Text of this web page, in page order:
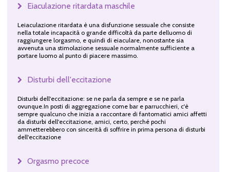
Eiaculazione ritardata maschile
Leiaculazione ritardata è una disfunzione sessuale che consiste
nella totale incapacità o grande difficoltà da parte delluomo di
raggiungere lorgasmo, e quindi di eiaculare, nonostante sia
avvenuta una stimolazione sessuale normalmente sufficiente a
portare luomo al punto di piacere massimo.
Disturbi dell'eccitazione
Disturbi dell'eccitazione: se ne parla da sempre e se ne parla
ovunque.In posti di aggregazione come bar e parrucchieri, c'è
sempre qualcuno che inizia a raccontare di fantomatici amici affetti
da disturbi dell'eccitazione, amici, certo, perché pochi
ammetterebbero con sincerità di soffrire in prima persona di disturbi
dell'eccitazione
Orgasmo precoce